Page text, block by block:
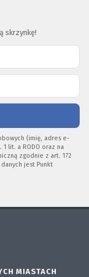
skrzynkę!
(imię, adres e-
lit. a RODO oraz na
zgodnie z art. 172
jest Punkt
MIASTACH